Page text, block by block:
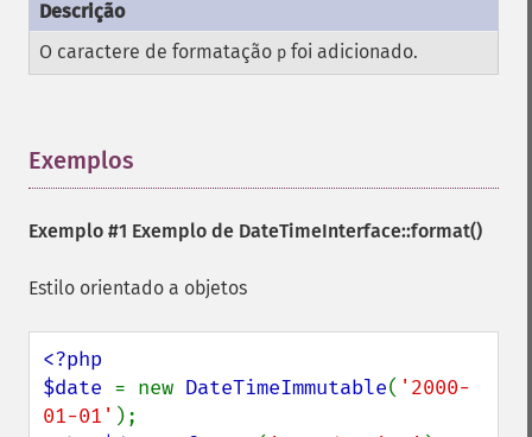
O caractere de formatação p foi adicionado.
Exemplos
Exemplo #1 Exemplo de DateTimeInterface::format()
Estilo orientado a objetos
<?php
$date = new DateTimeImmutable( '2000-
01-01' );